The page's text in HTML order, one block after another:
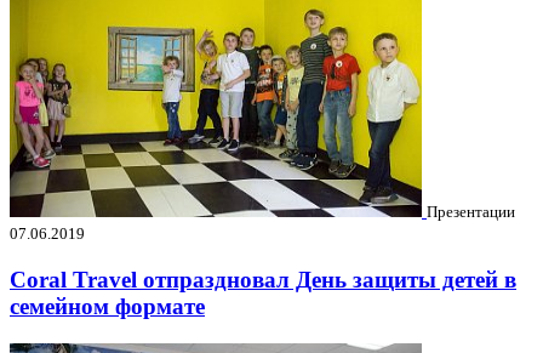
Презентации
07.06.2019
Coral Travel отпраздновал День защиты детей в
семейном формате